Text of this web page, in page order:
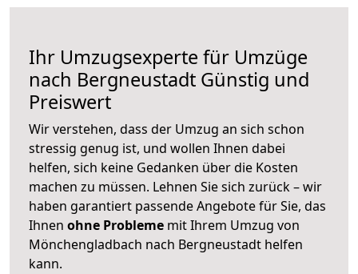
Ihr Umzugsexperte für Umzüge
nach Bergneustadt Günstig und
Preiswert
Wir verstehen, dass der Umzug an sich schon
stressig genug ist, und wollen Ihnen dabei
helfen, sich keine Gedanken über die Kosten
machen zu müssen. Lehnen Sie sich zurück – wir
haben garantiert passende Angebote für Sie, das
Ihnen ohne Probleme mit Ihrem Umzug von
Mönchengladbach nach Bergneustadt helfen
kann.